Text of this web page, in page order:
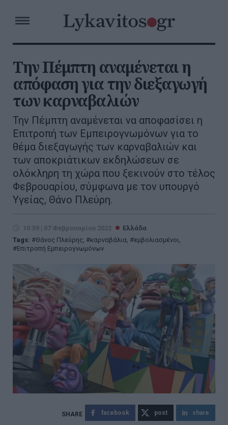
Την Πέμπτη αναμένεται η
απόφαση για την διεξαγωγή
των καρναβαλιών
Την Πέμπτη αναμένεται να αποφασίσει η
Επιτροπή των Εμπειρογνωμόνων για το
θέμα διεξαγωγής των καρναβαλιών και
των αποκριάτικων εκδηλώσεων σε
ολόκληρη τη χώρα που ξεκινούν στο τέλος
Φεβρουαρίου, σύμφωνα με τον υπουργό
Υγείας, Θάνο Πλεύρη.
10:59 | 07 Φεβρουαρίου 2022
Ελλάδα
Tags:
Θάνος Πλεύρης, καρναβάλια, εμβολιασμένοι,
Επιτροπή Εμπειρογνωμόνων
facebook post share